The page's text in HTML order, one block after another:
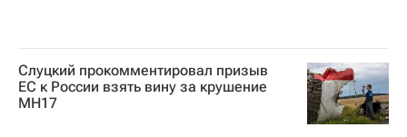
Слуцкий прокомментировал призыв
ЕС к России взять вину за крушение
MH17